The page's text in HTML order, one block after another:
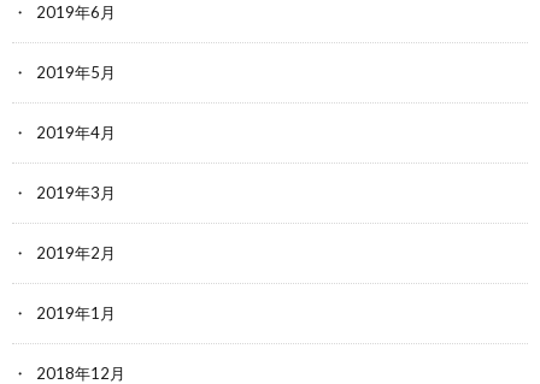
2019年6月
2019年5月
2019年4月
2019年3月
2019年2月
2019年1月
2018年12月